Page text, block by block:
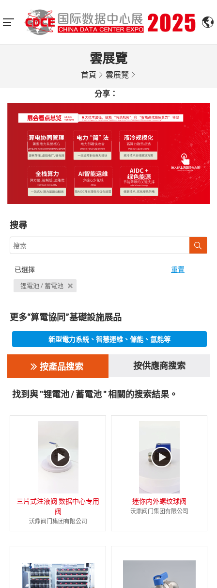
雲展覽
首頁 雲展覽
分享：
搜尋
已選擇 重置
锂電池 / 蓄電池
更多“算電協同”基礎設施展品
新型電力系統、智慧運維、儲能、氫能等
按產品搜索 按供應商搜索
找到與 "锂電池 / 蓄電池 " 相關的搜索結果。
三片式注液阀 数据中心专用
阀
沃鼎阀门集团有限公司
迷你内外螺纹球阀
沃鼎阀门集团有限公司